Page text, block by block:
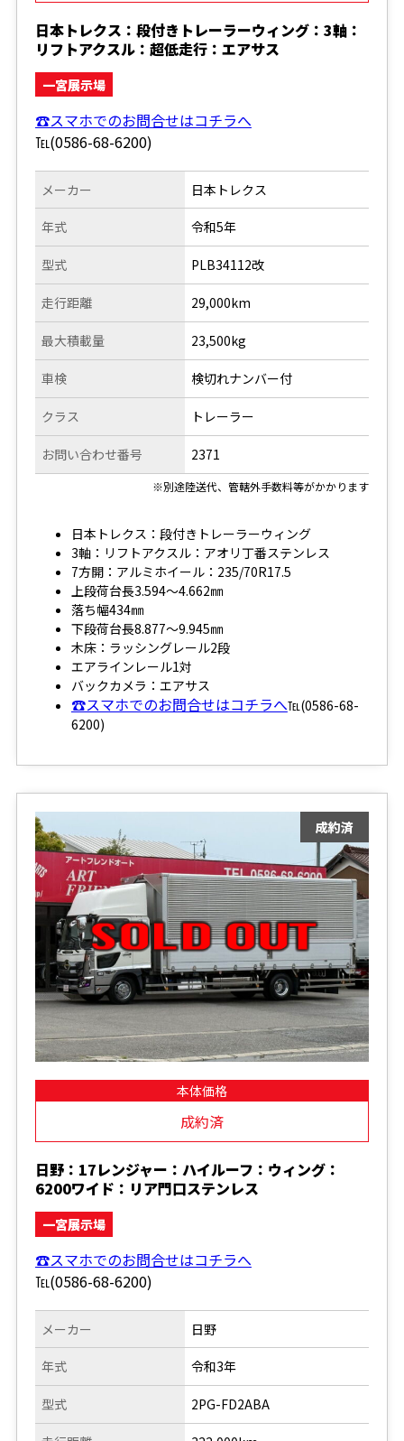
日本トレクス：段付きトレーラーウィング：3軸：
リフトアクスル：超低走行：エアサス
一宮展示場
☎スマホでのお問合せはコチラへ
℡(0586-68-6200)
メーカー
年式
型式
走行距離
日本トレクス
令和5年
PLB34112改
29,000km
最大積載量
車検
クラス
お問い合わせ番号
23,500kg
検切れナンバー付
トレーラー
2371
※別途陸送代、管轄外手数料等がかかります
日本トレクス：段付きトレーラーウィング
3軸：リフトアクスル：アオリ丁番ステンレス
7方開：アルミホイール：235/70R17.5
上段荷台長3.594～4.662㎜
落ち幅434㎜
下段荷台長8.877～9.945㎜
木床：ラッシングレール2段
エアラインレール1対
バックカメラ：エアサス
☎スマホでのお問合せはコチラへ℡(0586-68-
6200)
本体価格
成約済
日野：17レンジャー：ハイルーフ：ウィング：
6200ワイド：リア門口ステンレス
一宮展示場
☎スマホでのお問合せはコチラへ
℡(0586-68-6200)
メーカー
年式
型式
日野
令和3年
2PG-FD2ABA